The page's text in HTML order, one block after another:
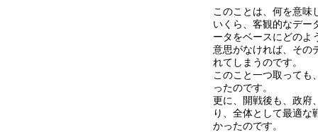
このことは、何を意味
いくら、客観的なデー
ータをベースにどのよ
意思がなければ、その
れてしまうのです。
このこと一つ取っても
ったのです。
更に、開戦後も、政府
り、全体として最適な
かったのです。